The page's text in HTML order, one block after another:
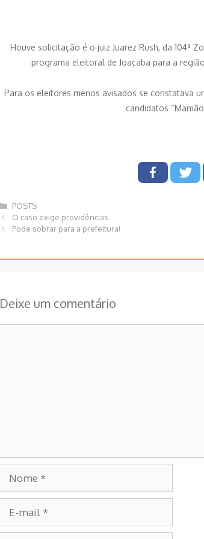
Houve solicitação é o juiz Juarez Rush, da 104ª
programa eleitoral de Joaçaba para a
Para os eleitores menos avisados se constatava
candidatos
Categorias
POSTS
Navegação
de
O caso exige providências
Pode sobrar para a prefeitura!
Deixe um comentário
mail